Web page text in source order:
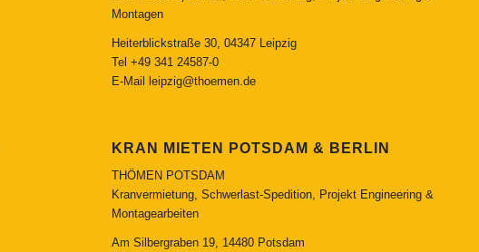
Montagen
Heiterblickstraße 30, 04347 Leipzig
Tel +49 341 24587-0
E-Mail
leipzig@thoemen.de
KRAN MIETEN POTSDAM & BERLIN
THÖMEN POTSDAM
Kranvermietung, Schwerlast-Spedition, Projekt Engineering &
Montagearbeiten
Am Silbergraben 19, 14480 Potsdam